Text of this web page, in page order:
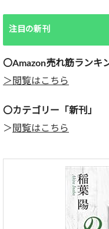
注目の新刊
〇Amazon売れ筋ランキ
＞閲覧はこちら
〇カテゴリー「新刊」
＞ 閲覧はこちら